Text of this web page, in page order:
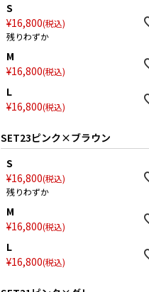
S
¥16,800 税込
残りわずか
M
¥16,800 税込
L
¥16,800 税込
SET23ピンク×ブラウン
S
¥16,800 税込
残りわずか
M
¥16,800 税込
L
¥16,800 税込